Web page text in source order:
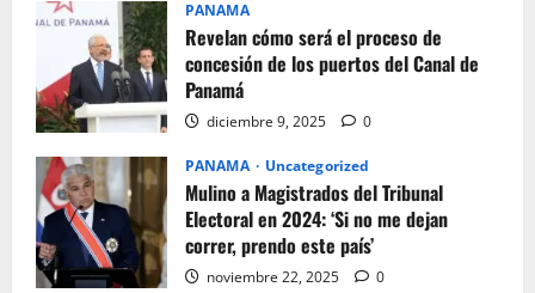
PANAMA
Revelan cómo será el proceso de
concesión de los puertos del Canal de
Panamá
diciembre 9, 2025 0
PANAMA Uncategorized
Mulino a Magistrados del Tribunal
Electoral en 2024: ‘Si no me dejan
correr, prendo este país’
noviembre 22, 2025 0